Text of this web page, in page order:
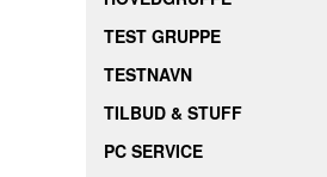
TEST GRUPPE
TESTNAVN
TILBUD & STUFF
PC SERVICE